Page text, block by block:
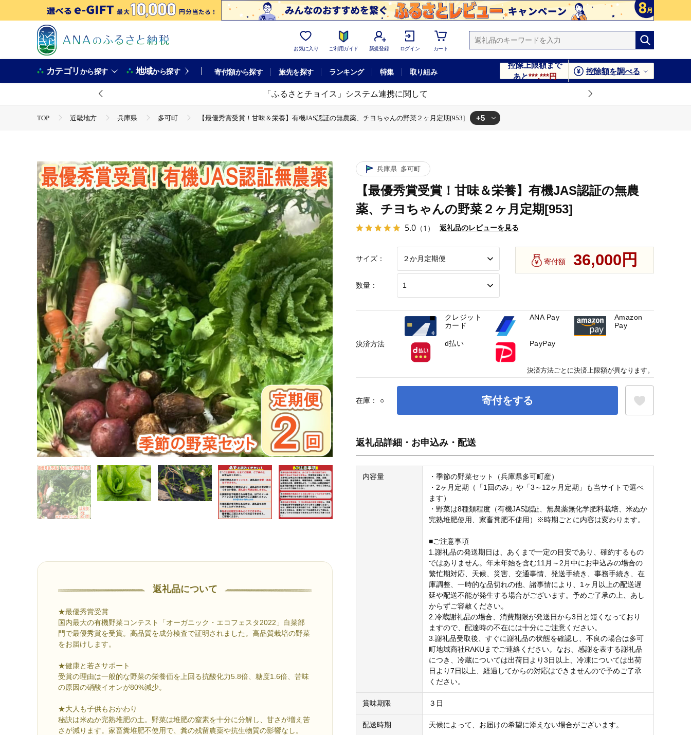
お気に入り ご利用ガイド 新規登録 ログイン カート
カテゴリから探す 地域から探す 寄付額から探す 旅先を探す ランキング 特集 取り組み
控除上限額まで
あと***,***円
控除額を調べる
「ふるさとチョイス」システム連携に関して
TOP 近畿地方 兵庫県 多可町 【最優秀賞受賞！甘味＆栄養】有機JAS認証の無農薬、チヨちゃんの野菜２ヶ月定期[953] +5
TOP
定期便 野菜(定期便) 【最優秀賞受賞！甘味＆栄養】有機JAS認証の無農薬、チヨちゃんの野菜２ヶ月定期[953]
返礼品について
★最優秀賞受賞
国内最大の有機野菜コンテスト「オーガニック・エコフェスタ2022」白菜部
門で最優秀賞を受賞。高品質を成分検査で証明されました。高品質栽培の野菜
をお届けします。
★健康と若さサポート
受賞の理由は一般的な野菜の栄養価を上回る抗酸化力5.8倍、糖度1.6倍、苦味
の原因の硝酸イオンが80%減少。
★大人も子供もおかわり
秘訣は米ぬか完熟堆肥の土。野菜は堆肥の窒素を十分に分解し、甘さが増え苦
さが減ります。家畜糞堆肥不使用で、糞の残留農薬や抗生物質の影響なし。
兵庫県 多可町
【最優秀賞受賞！甘味＆栄養】有機JAS認証の無農
薬、チヨちゃんの野菜２ヶ月定期[953]
5.0 （1） 返礼品のレビューを見る
サイズ：
数量：
寄付額 36,000円
在庫： ○ 寄付をする
返礼品詳細・お申込み・配送
内容量
・季節の野菜セット（兵庫県多可町産）
・2ヶ月定期（「1回のみ」や「3～12ヶ月定期」も当サイトで選べ
ます）
・野菜は8種類程度（有機JAS認証、無農薬無化学肥料栽培、米ぬか
完熟堆肥使用、家畜糞肥不使用）※時期ごとに内容は変わります。
■ご注意事項
1.謝礼品の発送期日は、あくまで一定の目安であり、確約するもの
ではありません。年末年始を含む11月～2月中にお申込みの場合の
繁忙期対応、天候、災害、交通事情、発送手続き、事務手続き、在
庫調整、一時的な品切れの他、諸事情により、1ヶ月以上の配送遅
延や配送不能が発生する場合がございます。予めご了承の上、あし
からずご容赦ください。
2.冷蔵謝礼品の場合、消費期限が発送日から3日と短くなっており
ますので、配達時の不在には十分にご注意ください。
3.謝礼品受取後、すぐに謝礼品の状態を確認し、不良の場合は多可
町地域商社RAKUまでご連絡ください。なお、感謝を表する謝礼品
につき、冷蔵については出荷日より3日以上、冷凍については出荷
日より7日以上、経過してからの対応はできませんので予めご了承
ください。
賞味期限 ３日
配送時期 天候によって、お届けの希望に添えない場合がございます。
決済方法
クレジット
カード
ANA Pay
Amazon
Pay
d払い PayPay
決済方法ごとに決済上限額が異なります。